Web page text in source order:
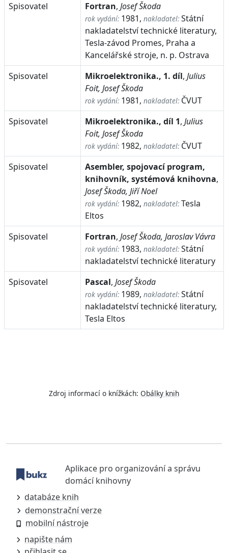
Spisovatel
Fortran, Josef Škoda
rok vydání: 1981, nakladatel: Státní
nakladatelství technické literatury,
Tesla-závod Promes, Praha a
Kancelářské stroje, n. p. Ostrava
Spisovatel
Mikroelektronika., 1. díl, Julius
Foit, Josef Škoda
rok vydání: 1981, nakladatel: ČVUT
Spisovatel
Mikroelektronika., díl 1, Julius
Foit, Josef Škoda
rok vydání: 1982, nakladatel: ČVUT
Spisovatel
Asembler, spojovací program,
knihovník, systémová knihovna,
Josef Škoda, Jiří Noel
rok vydání: 1982, nakladatel: Tesla
Eltos
Spisovatel
Fortran, Josef Škoda, Jaroslav Vávra
rok vydání: 1983, nakladatel: Státní
nakladatelství technické literatury
Spisovatel
Pascal, Josef Škoda
rok vydání: 1989, nakladatel: Státní
nakladatelství technické literatury,
Tesla Eltos
Zdroj informací o knížkách: Obálky knih
Aplikace pro organizování a správu
domácí knihovny
databáze knih
demonstrační verze
mobilní nástroje
napište nám